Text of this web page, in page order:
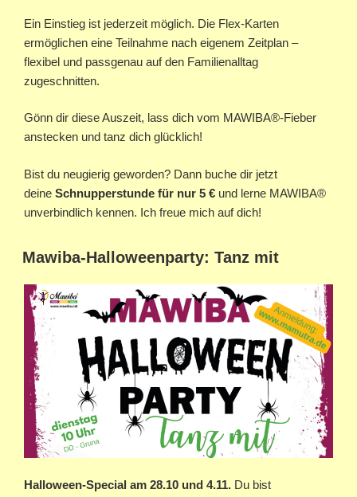
Ein Einstieg ist jederzeit möglich. Die Flex-Karten
ermöglichen eine Teilnahme nach eigenem Zeitplan –
flexibel und passgenau auf den Familienalltag
zugeschnitten.
Gönn dir diese Auszeit, lass dich vom MAWIBA®-Fieber
anstecken und tanz dich glücklich!
Bist du neugierig geworden? Dann buche dir jetzt
deine Schnupperstunde für nur 5 € und lerne MAWIBA®
unverbindlich kennen. Ich freue mich auf dich!
Mawiba-Halloweenparty: Tanz mit
Halloween-Special am 28.10 und 4.11. Du bist